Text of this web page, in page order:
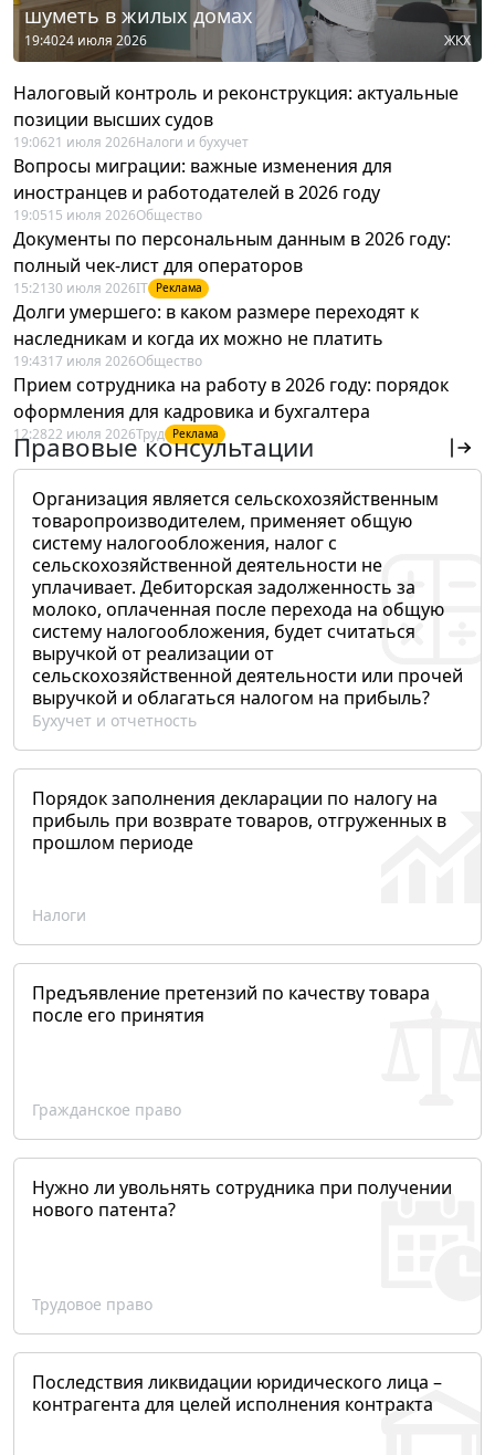
шуметь в жилых домах
19:4024 июля 2026 ЖКХ
Налоговый контроль и реконструкция: актуальные
позиции высших судов
19:0621 июля 2026Налоги и бухучет
Вопросы миграции: важные изменения для
иностранцев и работодателей в 2026 году
19:0515 июля 2026Общество
Документы по персональным данным в 2026 году:
полный чек-лист для операторов
15:21 30 июля 2026IT Реклама
Долги умершего: в каком размере переходят к
наследникам и когда их можно не платить
19:4317 июля 2026Общество
Прием сотрудника на работу в 2026 году: порядок
оформления для кадровика и бухгалтера
12:2822 июля 2026Труд Реклама
Правовые консультации
Организация является сельскохозяйственным
товаропроизводителем, применяет общую
систему налогообложения, налог с
сельскохозяйственной деятельности не
уплачивает. Дебиторская задолженность за
молоко, оплаченная после перехода на общую
систему налогообложения, будет считаться
выручкой от реализации от
сельскохозяйственной деятельности или прочей
выручкой и облагаться налогом на прибыль?
Бухучет и отчетность
Порядок заполнения декларации по налогу на
прибыль при возврате товаров, отгруженных в
прошлом периоде
Налоги
Предъявление претензий по качеству товара
после его принятия
Гражданское право
Нужно ли увольнять сотрудника при получении
нового патента?
Трудовое право
Последствия ликвидации юридического лица –
контрагента для целей исполнения контракта